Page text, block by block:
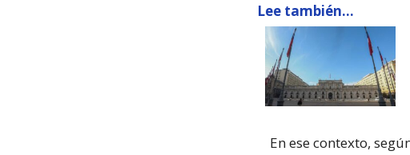
Lee también...
En ese contexto,